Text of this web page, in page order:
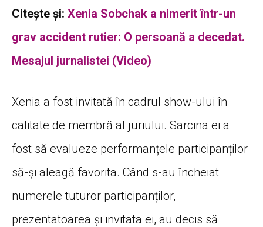
Citește și: Xenia Sobchak a nimerit într-un
grav accident rutier: O persoană a decedat.
Mesajul jurnalistei (Video)
Xenia a fost invitată în cadrul show-ului în
calitate de membră al juriului. Sarcina ei a
fost să evalueze performanțele participanților
să-și aleagă favorita. Când s-au încheiat
numerele tuturor participanților,
prezentatoarea și invitata ei, au decis să